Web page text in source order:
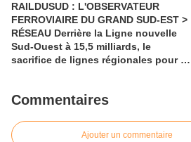
RAILDUSUD : L'OBSERVATEUR
FERROVIAIRE DU GRAND SUD-EST >
RÉSEAU Derrière la Ligne nouvelle
Sud-Ouest à 15,5 milliards, le
sacrifice de lignes régionales pour 50
Commentaires
Ajouter un commentaire